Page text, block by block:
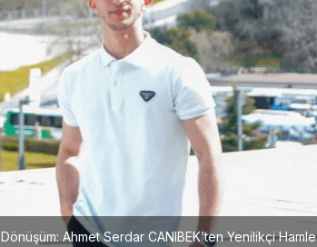
Ahmet Serdar CANIBEK’ten Yenilikçi Hamle